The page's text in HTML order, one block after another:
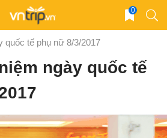
0
quốc tế phụ nữ 8/3/2017
ngày quốc tế